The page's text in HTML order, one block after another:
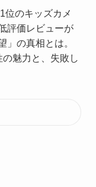
位のキッズカメ
評価レビューが
」の真相とは。
魅力と、失敗し